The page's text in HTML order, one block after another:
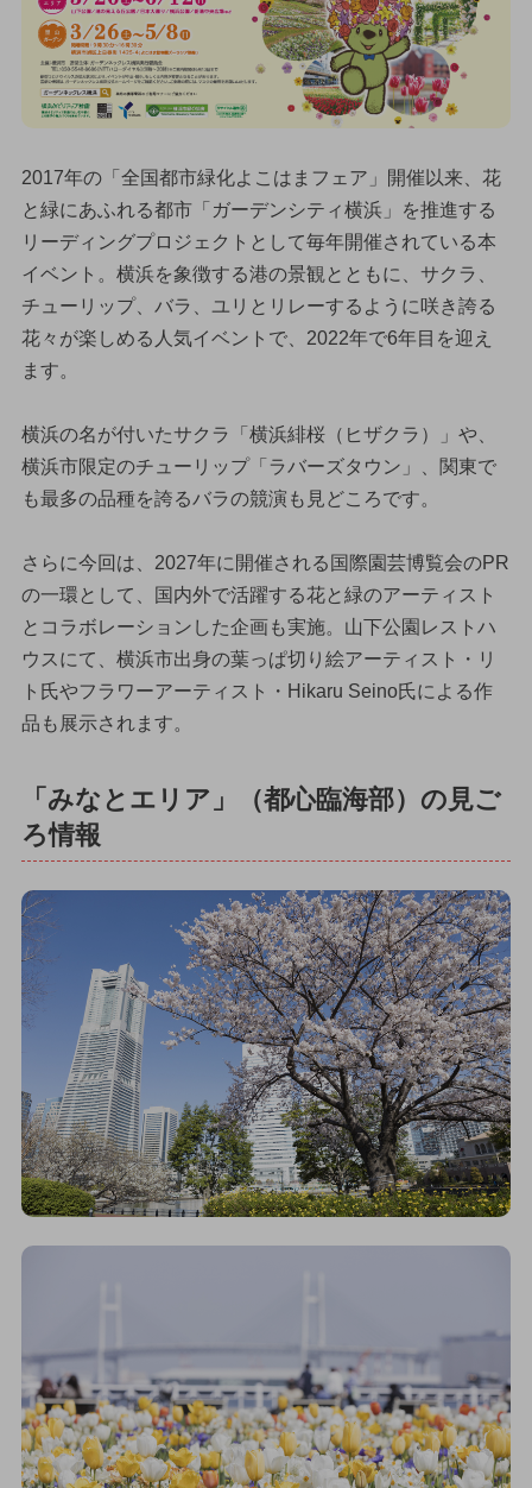
2017年の「全国都市緑化よこはまフェア」開催以来、花
と緑にあふれる都市「ガーデンシティ横浜」を推進する
リーディングプロジェクトとして毎年開催されている本
イベント。横浜を象徴する港の景観とともに、サクラ、
チューリップ、バラ、ユリとリレーするように咲き誇る
花々が楽しめる人気イベントで、2022年で6年目を迎え
ます。
横浜の名が付いたサクラ「横浜緋桜（ヒザクラ）」や、
横浜市限定のチューリップ「ラバーズタウン」、関東で
も最多の品種を誇るバラの競演も見どころです。
さらに今回は、2027年に開催される国際園芸博覧会のPR
の一環として、国内外で活躍する花と緑のアーティスト
とコラボレーションした企画も実施。山下公園レストハ
ウスにて、横浜市出身の葉っぱ切り絵アーティスト・リ
ト氏やフラワーアーティスト・Hikaru Seino氏による作
品も展示されます。
「みなとエリア」（都心臨海部）の見ご
ろ情報